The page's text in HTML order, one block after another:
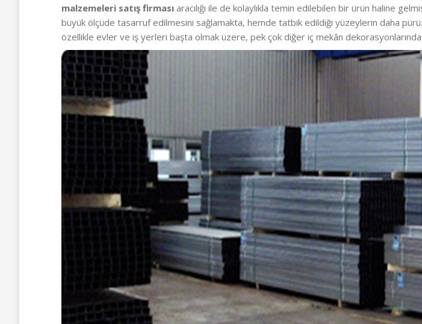
malzemeleri satış firması aracılığı ile de kolaylıkla temin edilebilen bir ürün haline
büyük ölçüde tasarruf edilmesini sağlamakta, hemde tatbik edildiği yüzeylerin daha
özellikle evler ve iş yerleri başta olmak üzere, pek çok diğer iç mekân dekorasyonlarında